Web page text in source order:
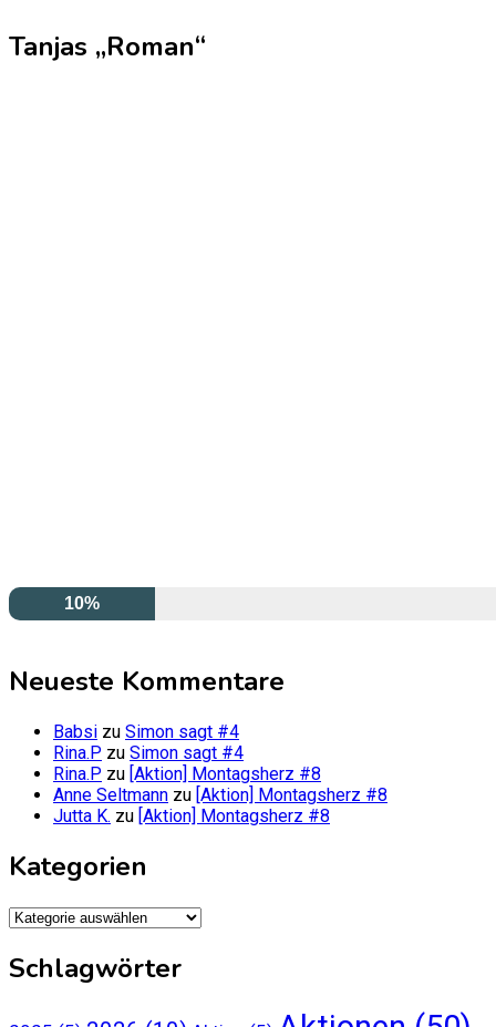
Tanjas „Roman“
10%
Neueste Kommentare
Babsi zu Simon sagt #4
Rina.P zu Simon sagt #4
Rina.P zu [Aktion] Montagsherz #8
Anne Seltmann zu [Aktion] Montagsherz #8
Jutta K. zu [Aktion] Montagsherz #8
Kategorien
Kategorien
Schlagwörter